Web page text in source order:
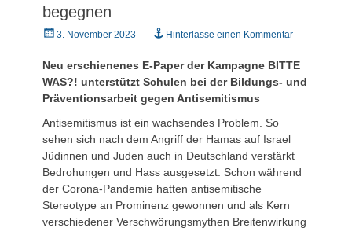
begegnen
Veröffentlicht
3. November 2023 Hinterlasse einen Kommentar
Neu erschienenes E-Paper der Kampagne BITTE
WAS?! unterstützt Schulen bei der Bildungs- und
Präventionsarbeit gegen Antisemitismus
Antisemitismus ist ein wachsendes Problem. So
sehen sich nach dem Angriff der Hamas auf Israel
Jüdinnen und Juden auch in Deutschland verstärkt
Bedrohungen und Hass ausgesetzt. Schon während
der Corona-Pandemie hatten antisemitische
Stereotype an Prominenz gewonnen und als Kern
verschiedener Verschwörungsmythen Breitenwirkung